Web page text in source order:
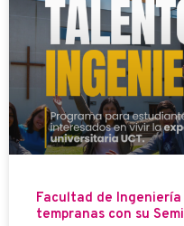
Facultad de Ingeniería
tempranas con su